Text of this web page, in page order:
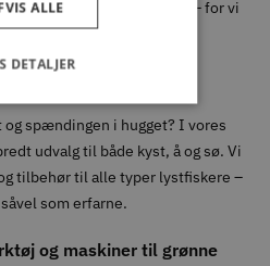
forstår, hvad det kræver – for vi
det selv.
– fra fjord til sø
og spændingen i hugget? I vores
udvalg til både kyst, å og sø. Vi
tilbehør til alle typer lystfiskere –
som erfarne.
og maskiner til grønne
ALLE
DETALJER